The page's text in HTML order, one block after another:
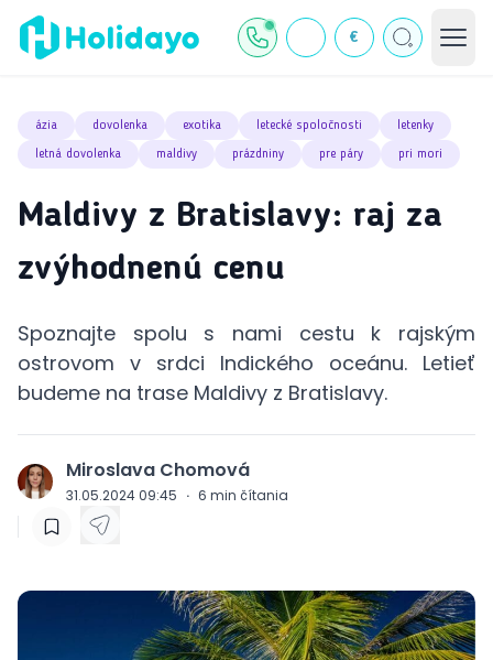
€
ázia dovolenka exotika letecké spoločnosti letenky
letná dovolenka maldivy prázdniny pre páry pri mori
Maldivy z Bratislavy: raj za
zvýhodnenú cenu
Spoznajte spolu s nami cestu k rajským
ostrovom v srdci Indického oceánu. Letieť
budeme na trase Maldivy z Bratislavy.
J Miroslava Chomová
31.05.2024 09:45 · 6 min čítania